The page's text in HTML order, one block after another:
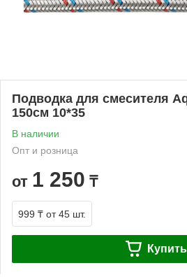
Подводка для смесителя
150см 10*35
В наличии
Опт и розница
от 1 250 ₸
999 ₸ от 45 шт.
Купить